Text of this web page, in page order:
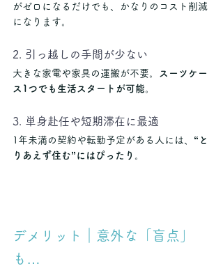
がゼロになるだけでも、かなりのコスト削減
になります。
2. 引っ越しの手間が少ない
大きな家電や家具の運搬が不要。
スーツケー
ス1つでも生活スタートが可能。
3. 単身赴任や短期滞在に最適
1年未満の契約や転勤予定がある人には、 “と
りあえず住む”にはぴったり 。
デメリット｜意外な「盲点」
も…